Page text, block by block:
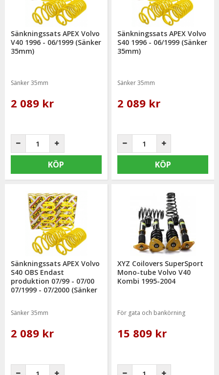
Sänkningssats APEX Volvo
V40 1996 - 06/1999 (Sänker
35mm)
Sänker 35mm
2 089 kr
KÖP
Sänkningssats APEX Volvo
S40 1996 - 06/1999 (Sänker
35mm)
Sänker 35mm
2 089 kr
KÖP
Sänkningssats APEX Volvo
S40 OBS Endast
produktion 07/99 - 07/00
07/1999 - 07/2000 (Sänker
Sänker 35mm
2 089 kr
XYZ Coilovers SuperSport
Mono-tube Volvo V40
Kombi 1995-2004
För gata och bankörning
15 809 kr